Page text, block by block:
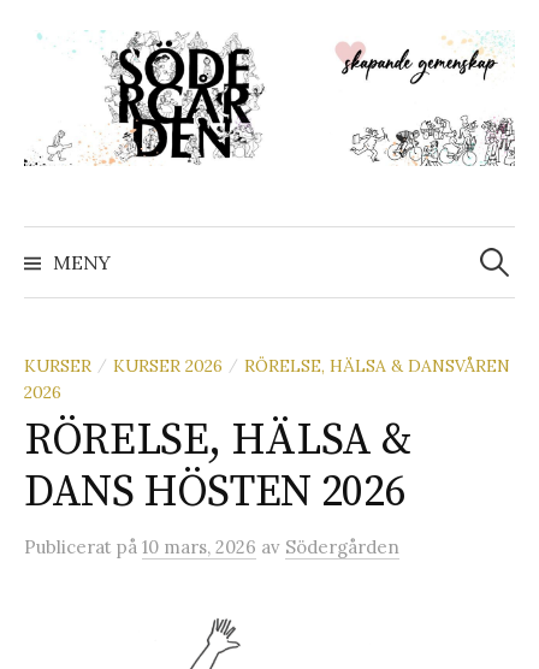
till
MENY
Sök
efter:
KURSER / KURSER 2026 / RÖRELSE, HÄLSA & DANSVÅREN
2026
RÖRELSE, HÄLSA &
DANS HÖSTEN 2026
Publicerat på 10 mars, 2026 av Södergården